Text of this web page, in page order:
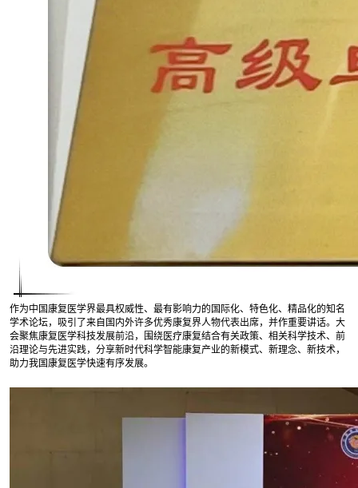
作为中国康复医学界最具权威性、最有影响力的国际化、特色化、精品化的知名
学术论坛，吸引了来自国内外许多优秀康复界人物代表出席，并作重要讲话。大
会聚焦康复医学科技发展前沿，围绕医疗康复结合有关政策、相关科学技术、前
沿理论与先进实践，分享新时代科学智能康复产业的新模式、新理念、新技术，
助力我国康复医学快速有序发展。